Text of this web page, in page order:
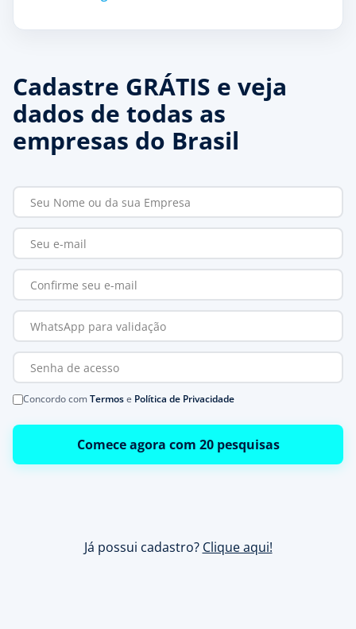
Cadastre GRÁTIS e veja
dados de todas as
empresas do Brasil
Concordo comTermose Política de Privacidade
Comece agora com 20 pesquisas
Já possui cadastro? Clique aqui!